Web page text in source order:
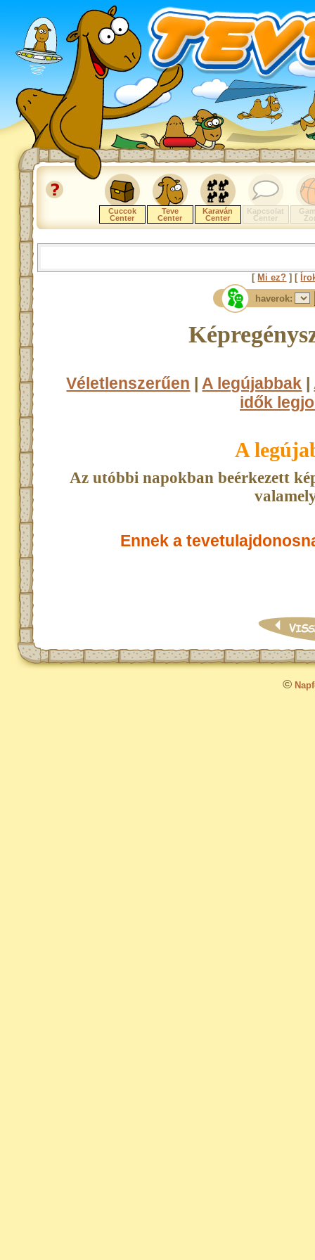
Cuccok
Center
Teve
Center
Karaván
Center
Kapcsolat
Center
[ Mi ez? ] [
haverok:
Véletlenszerűen | A legújabbak |
idők
A
Az utóbbi napokban beérkezett
Ennek a
©